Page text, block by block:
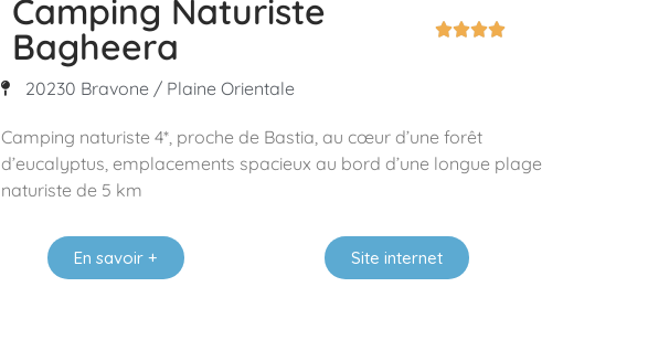
Camping Naturiste
Bagheera

20230 Bravone / Plaine Orientale
Camping naturiste 4*, proche de Bastia, au cœur d’une forêt
d’eucalyptus, emplacements spacieux au bord d’une longue plage
naturiste de 5 km
En savoir + Site internet